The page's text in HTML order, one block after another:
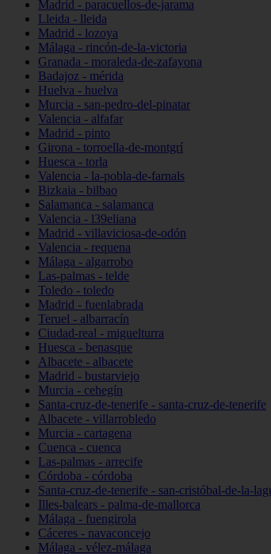
Madrid - paracuellos-de-jarama
Lleida - lleida
Madrid - lozoya
Málaga - rincón-de-la-victoria
Granada - moraleda-de-zafayona
Badajoz - mérida
Huelva - huelva
Murcia - san-pedro-del-pinatar
Valencia - alfafar
Madrid - pinto
Girona - torroella-de-montgrí
Huesca - torla
Valencia - la-pobla-de-farnals
Bizkaia - bilbao
Salamanca - salamanca
Valencia - l39eliana
Madrid - villaviciosa-de-odón
Valencia - requena
Málaga - algarrobo
Las-palmas - telde
Toledo - toledo
Madrid - fuenlabrada
Teruel - albarracín
Ciudad-real - miguelturra
Huesca - benasque
Albacete - albacete
Madrid - bustarviejo
Murcia - cehegín
Santa-cruz-de-tenerife - santa-cruz-de-tenerife
Albacete - villarrobledo
Murcia - cartagena
Cuenca - cuenca
Las-palmas - arrecife
Córdoba - córdoba
Santa-cruz-de-tenerife - san-cristóbal-de-la-
Illes-balears - palma-de-mallorca
Málaga - fuengirola
Cáceres - navaconcejo
Málaga - vélez-málaga